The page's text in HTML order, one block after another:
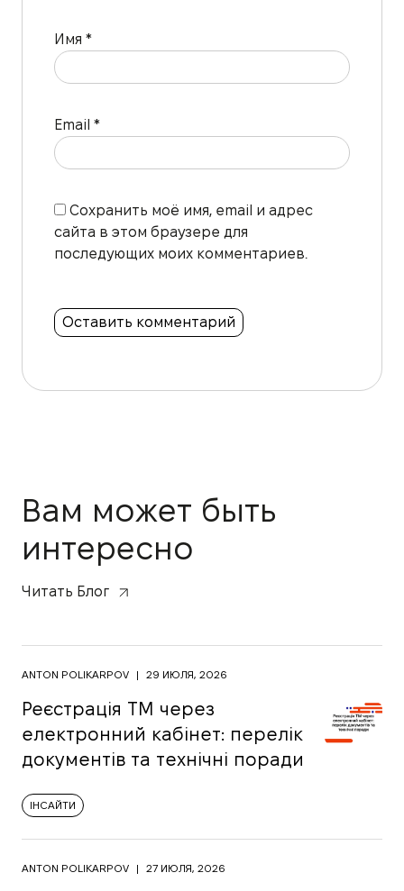
Имя *
Email *
Сохранить моё имя, email и адрес
сайта в этом браузере для
последующих моих комментариев.
Вам может быть
интересно
Читать Блог
ANTON POLIKARPOV | 29 ИЮЛЯ, 2026
Реєстрація ТМ через
електронний кабінет: перелік
документів та технічні поради
ІНСАЙТИ
ANTON POLIKARPOV | 27 ИЮЛЯ, 2026